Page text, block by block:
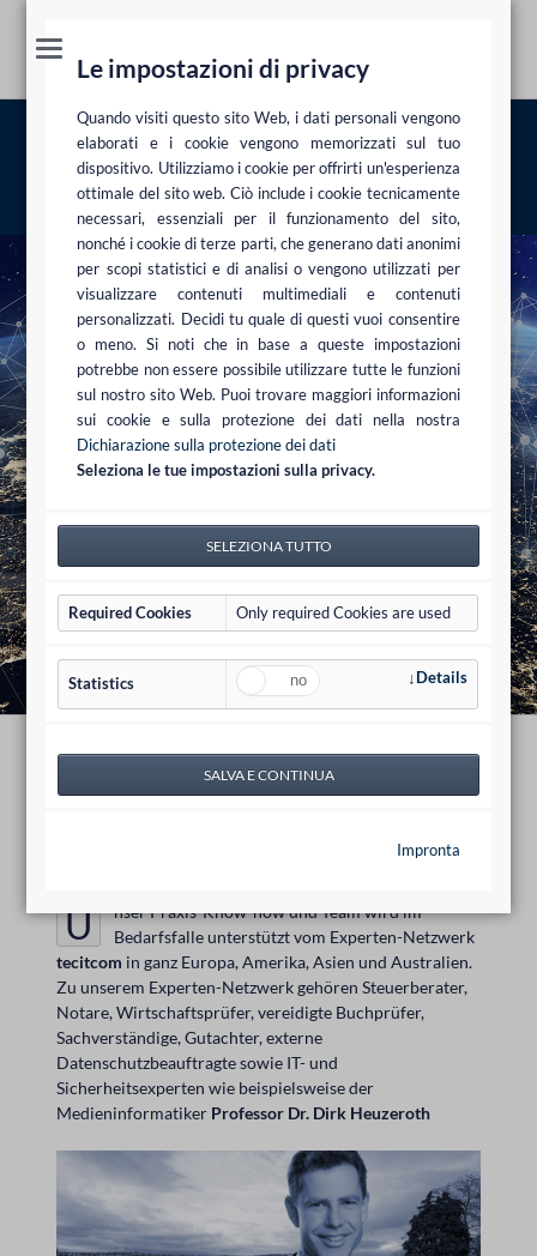
Le impostazioni di privacy
Quando visiti questo sito Web, i dati personali vengono
elaborati e i cookie vengono memorizzati sul tuo
dispositivo. Utilizziamo i cookie per offrirti un'esperienza
ottimale del sito web. Ciò include i cookie tecnicamente
necessari, essenziali per il funzionamento del sito,
nonché i cookie di terze parti, che generano dati anonimi
per scopi statistici e di analisi o vengono utilizzati per
visualizzare contenuti multimediali e contenuti
personalizzati. Decidi tu quale di questi vuoi consentire
o meno. Si noti che in base a queste impostazioni
potrebbe non essere possibile utilizzare tutte le funzioni
sul nostro sito Web. Puoi trovare maggiori informazioni
sui cookie e sulla protezione dei dati nella nostra
Dichiarazione sulla protezione dei dati
Seleziona le tue impostazioni sulla privacy.
Required Cookies Only required Cookies are used
Statistics Details
Impronta
Network
Studio legale Network
Experten-Netzwerk
Unser Praxis-Know-how und Team wird im
Bedarfsfalle unterstützt vom Experten-Netzwerk
tecitcom in ganz Europa, Amerika, Asien und Australien.
Zu unserem Experten-Netzwerk gehören Steuerberater,
Notare, Wirtschaftsprüfer, vereidigte Buchprüfer,
Sachverständige, Gutachter, externe
Datenschutzbeauftragte sowie IT- und
Sicherheitsexperten wie beispielsweise der
Medieninformatiker Professor Dr. Dirk Heuzeroth